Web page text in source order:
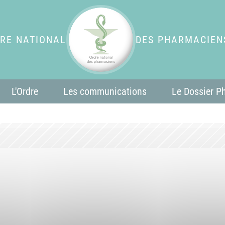
NATIONAL DES
L'Ordre Les communications Le Dossier